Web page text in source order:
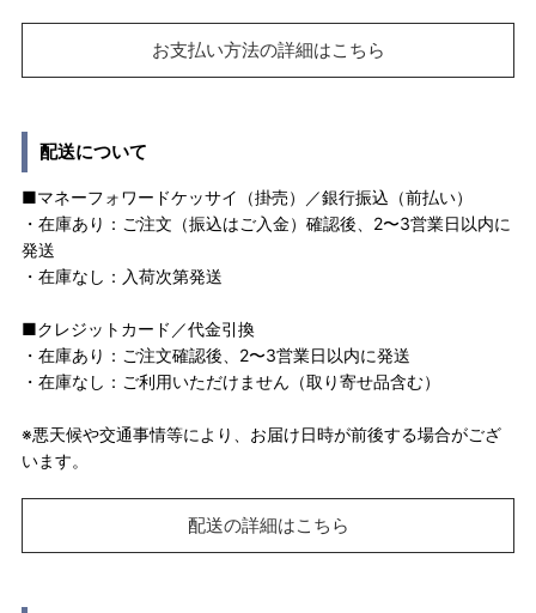
お支払い方法の詳細はこちら
配送について
■マネーフォワードケッサイ（掛売）／銀行振込（前払い）
・在庫あり：ご注文（振込はご入金）確認後、2〜3営業日以内に
発送
・在庫なし：入荷次第発送
■クレジットカード／代金引換
・在庫あり：ご注文確認後、2〜3営業日以内に発送
・在庫なし：ご利用いただけません（取り寄せ品含む）
※悪天候や交通事情等により、お届け日時が前後する場合がござ
います。
配送の詳細はこちら